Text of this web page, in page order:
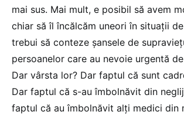
mai sus. Mai mult, e posibil să avem
chiar să îl încălcăm uneori în situații
trebui să conteze șansele de
persoanelor care au nevoie urgentă
Dar vârsta lor? Dar faptul că sunt
Dar faptul că s-au îmbolnăvit din
faptul că au îmbolnăvit alți medici din